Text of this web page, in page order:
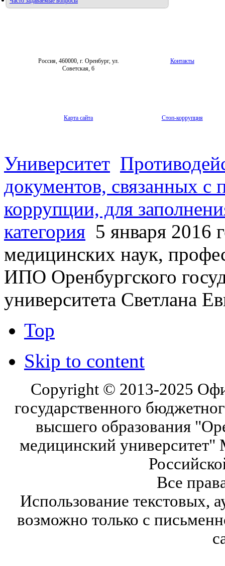
Фотогалерея
Россия, 460000, г. Оренбург, ул.
Советская, 6
Контакты
Карта сайта Стоп-коррупция
Университет
документов, связанных с
коррупции, для
категория 5 января 2016
медицинских наук,
ИПО Оренбургского
университета Светлана
Top
Skip to content
Copyright © 2013-2025
государственного
высшего образования
медицинский университет"
Все
Использование текстовых,
возможно только с